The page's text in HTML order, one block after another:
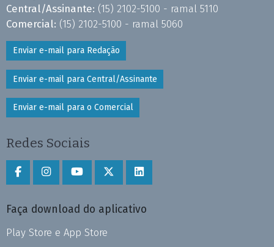
Central/Assinante: (15) 2102-5100 - ramal 5110
Comercial: (15) 2102-5100 - ramal 5060
Enviar e-mail para Redação
Enviar e-mail para Central/Assinante
Enviar e-mail para o Comercial
Redes Sociais
Faça download do aplicativo
Play Store e App Store